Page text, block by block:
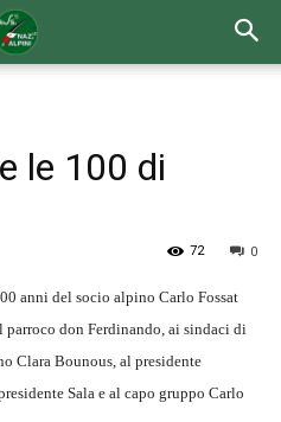
le 100 di
0
72
anni del socio alpino Carlo Fossat
don Ferdinando, ai sindaci di
Clara Bounous, al presidente
Sala e al capo gruppo Carlo